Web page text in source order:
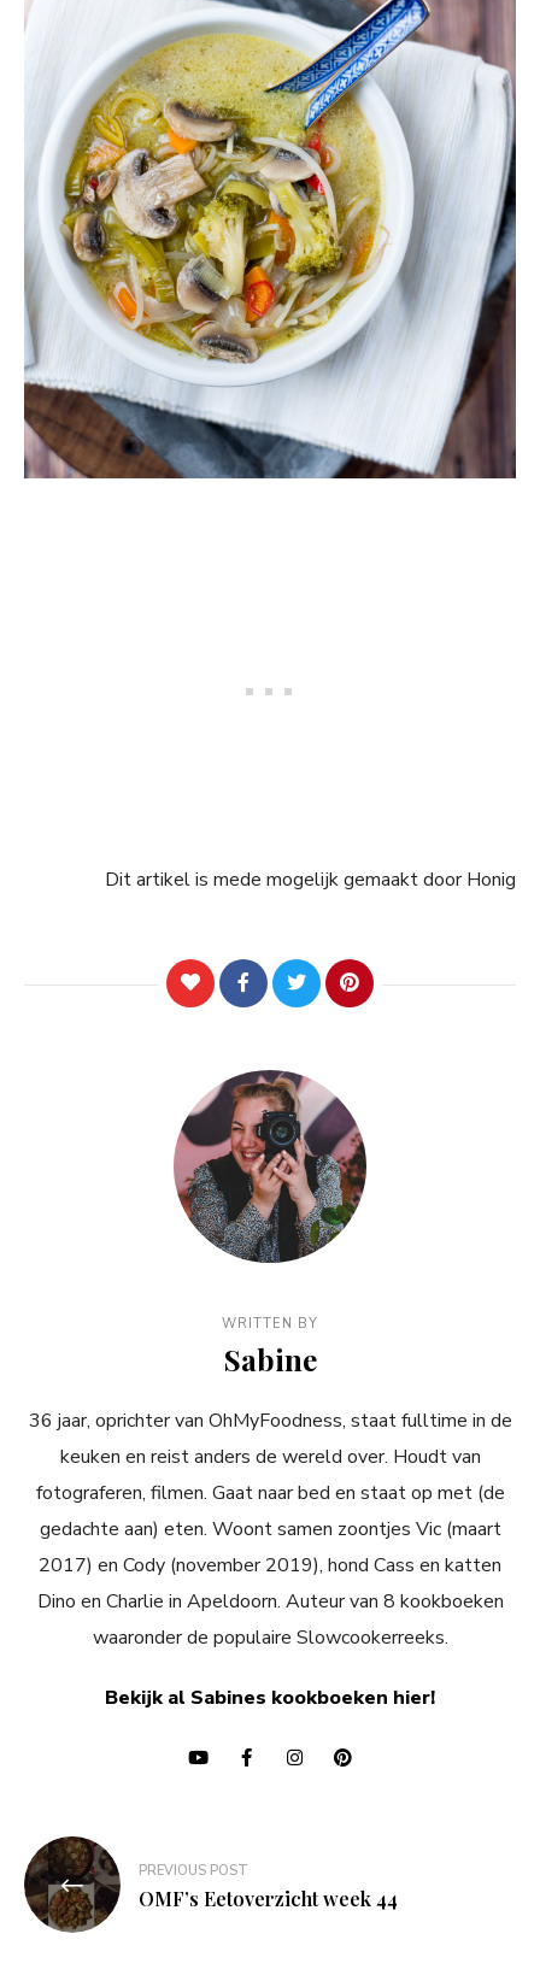
Dit artikel is mede mogelijk gemaakt door Honig
WRITTEN BY
Sabine
36 jaar, oprichter van OhMyFoodness, staat fulltime in de
keuken en reist anders de wereld over. Houdt van
fotograferen, filmen. Gaat naar bed en staat op met (de
gedachte aan) eten. Woont samen zoontjes Vic (maart
2017) en Cody (november 2019), hond Cass en katten
Dino en Charlie in Apeldoorn. Auteur van 8 kookboeken
waaronder de populaire Slowcookerreeks.
Bekijk al Sabines kookboeken hier!
Bericht
navigatie
PREVIOUS POST
OMF’s Eetoverzicht week 44